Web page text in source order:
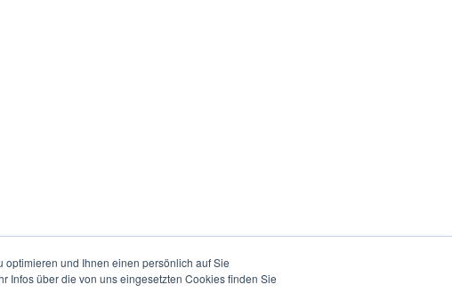
optimieren und Ihnen einen persönlich auf Sie
Infos über die von uns eingesetzten Cookies finden Sie